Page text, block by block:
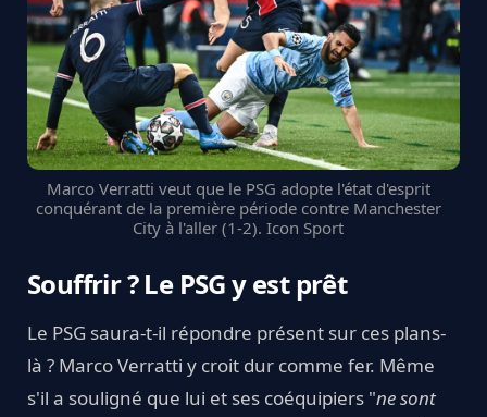
Marco Verratti veut que le PSG adopte l'état d'esprit
conquérant de la première période contre Manchester
City à l'aller (1-2). Icon Sport
Souffrir ? Le PSG y est prêt
Le PSG saura-t-il répondre présent sur ces plans-
là ? Marco Verratti y croit dur comme fer. Même
s'il a souligné que lui et ses coéquipiers "ne sont